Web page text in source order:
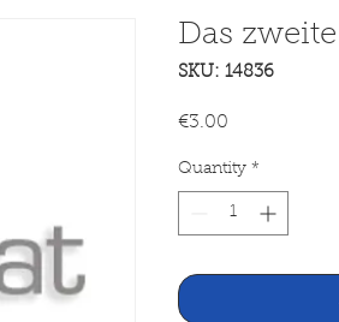
Das
SKU: 14836
€3.00Price
Quantity *